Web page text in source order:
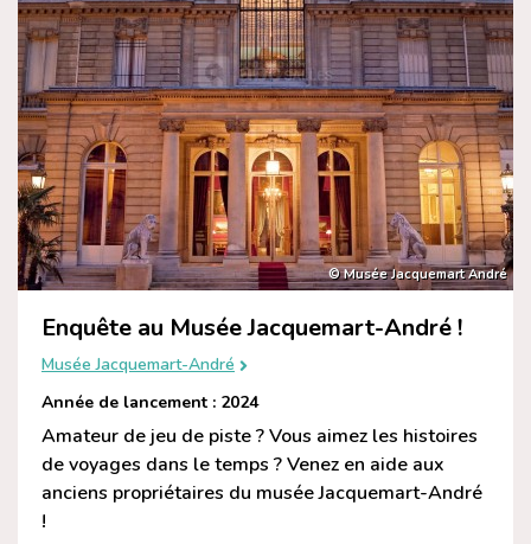
© Musée Jacquemart André
Enquête au Musée Jacquemart-André !
Musée Jacquemart-André
Année de lancement : 2024
Amateur de jeu de piste ? Vous aimez les histoires
de voyages dans le temps ? Venez en aide aux
anciens propriétaires du musée Jacquemart-André
!